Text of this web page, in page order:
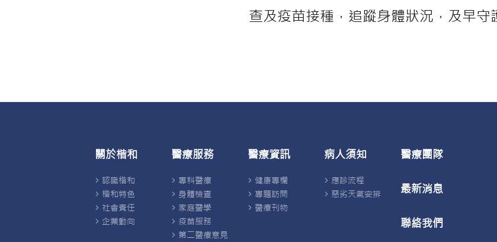
查及疫苗接種，追蹤身體狀況，及早守
關於楷和
認識楷和
楷和特色
社會責任
企業動向
醫療服務
專科醫療
身體檢查
家庭醫學
疫苗服務
第二醫療意見
醫療資訊
健康專欄
專題訪問
醫療刊物
病人須知
應診流程
惡劣天氣安排
醫療團隊
最新消息
聯絡我們